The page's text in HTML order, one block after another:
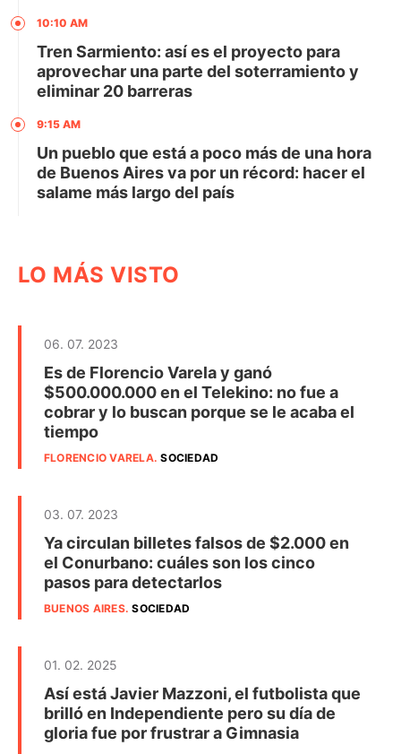
10:10 AM
Tren Sarmiento: así es el proyecto para
aprovechar una parte del soterramiento y
eliminar 20 barreras
9:15 AM
Un pueblo que está a poco más de una hora
de Buenos Aires va por un récord: hacer el
salame más largo del país
LO MÁS VISTO
06. 07. 2023
Es de Florencio Varela y ganó
$500.000.000 en el Telekino: no fue a
cobrar y lo buscan porque se le acaba el
tiempo
FLORENCIO VARELA.SOCIEDAD
03. 07. 2023
Ya circulan billetes falsos de $2.000 en
el Conurbano: cuáles son los cinco
pasos para detectarlos
BUENOS AIRES.SOCIEDAD
01. 02. 2025
Así está Javier Mazzoni, el futbolista que
brilló en Independiente pero su día de
gloria fue por frustrar a Gimnasia